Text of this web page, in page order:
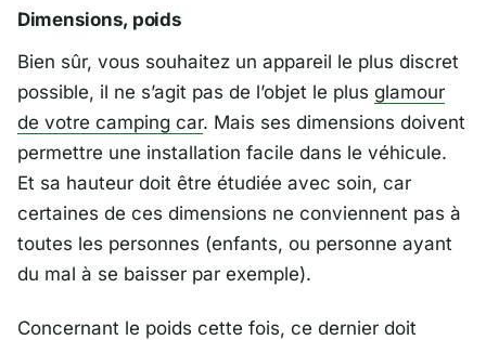
Dimensions, poids
Bien sûr, vous souhaitez un appareil le plus discret
possible, il ne s’agit pas de l’objet le plus glamour
de votre camping car. Mais ses dimensions doivent
permettre une installation facile dans le véhicule.
Et sa hauteur doit être étudiée avec soin, car
certaines de ces dimensions ne conviennent pas à
toutes les personnes (enfants, ou personne ayant
du mal à se baisser par exemple).
Concernant le poids cette fois, ce dernier doit